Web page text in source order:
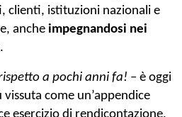
clienti, istituzioni nazionali e
anche impegnandosi nei
a pochi anni fa!
vissuta come un’appendice